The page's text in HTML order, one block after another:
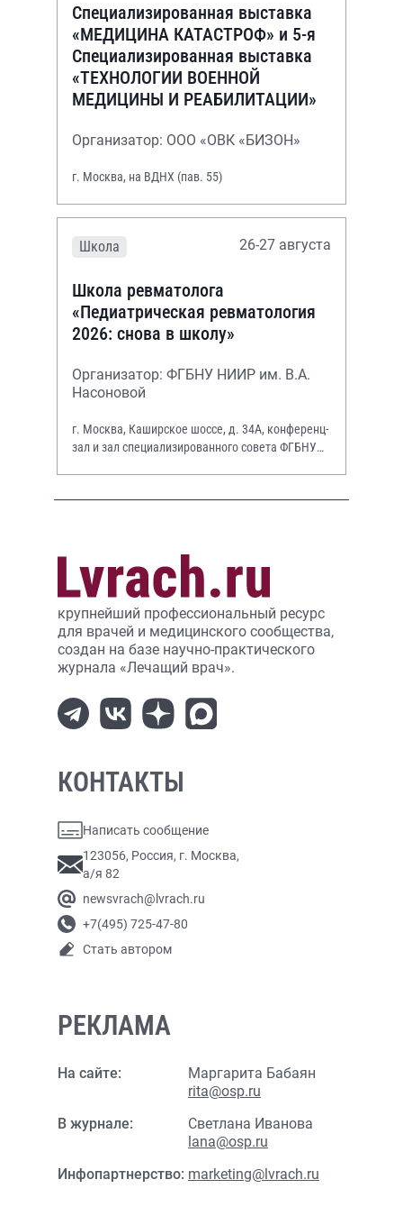
Специализированная выставка
«МЕДИЦИНА КАТАСТРОФ» и 5-я
Специализированная выставка
«ТЕХНОЛОГИИ ВОЕННОЙ
МЕДИЦИНЫ И РЕАБИЛИТАЦИИ»
Организатор: ООО «ОВК «БИЗОН»
г. Москва, на ВДНХ (пав. 55)
Школа 26-27 августа
Школа ревматолога
«Педиатрическая ревматология
2026: снова в школу»
Организатор: ФГБНУ НИИР им. В.А.
Насоновой
г. Москва, Каширское шоссе, д. 34А, конференц-
зал и зал специализированного совета ФГБНУ
крупнейший профессиональный ресурс
для врачей и медицинского сообщества,
создан на базе научно-практического
журнала «Лечащий врач».
КОНТАКТЫ
Написать сообщение
123056, Россия, г. Москва,
а/я 82
newsvrach@lvrach.ru
+7(495) 725-47-80
Стать автором
РЕКЛАМА
На сайте:
Маргарита Бабаян
rita@osp.ru
В журнале:
Светлана Иванова
lana@osp.ru
Инфопартнерство: marketing@lvrach.ru